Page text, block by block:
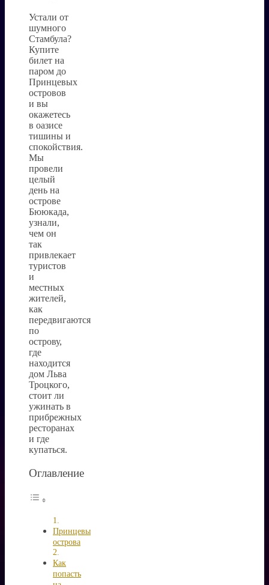
Устали от
шумного
Стамбула?
Купите
билет на
паром до
Принцевых
островов
и вы
окажетесь
в оазисе
тишины и
спокойствия.
Мы
провели
целый
день на
острове
Бююкада,
узнали,
чем он
так
привлекает
туристов
и
местных
жителей,
как
передвигаются
по
острову,
где
находится
дом Льва
Троцкого,
стоит ли
ужинать в
прибрежных
ресторанах
и где
купаться.
Оглавление
Принцевы
острова
Как
попасть